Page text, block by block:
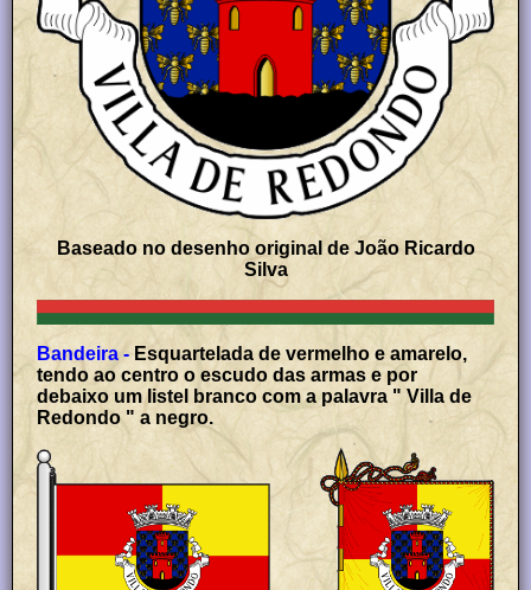
Baseado no desenho original de João Ricardo
Silva
Bandeira - Esquartelada de vermelho e amarelo,
tendo ao centro o escudo das armas e por
debaixo um listel branco com a palavra " Villa de
Redondo " a negro.